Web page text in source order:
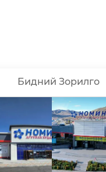
Бидний Зорилго